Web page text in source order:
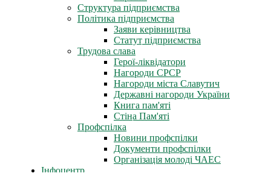
Структура підприємства
Політика підприємства
Заяви керівництва
Статут підприємства
Трудова слава
Герої-ліквідатори
Нагороди СРСР
Нагороди міста Славутич
Державні нагороди України
Книга пам'яті
Стіна Пам'яті
Профспілка
Новини профспілки
Документи профспілки
Організація молоді ЧАЕС
Інфоцентр